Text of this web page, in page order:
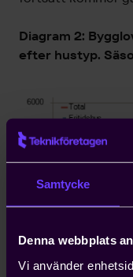
Samtycke
Denna webbplats
Vi använder
Diagram 2:
efter hustyp.